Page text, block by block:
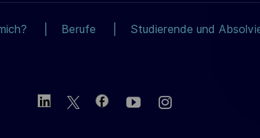
Berufe Studierende und